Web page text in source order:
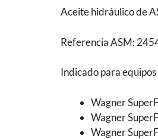
Aceite hidráulico de
Referencia ASM:
Indicado para
Wagner
Wagner
Wagner